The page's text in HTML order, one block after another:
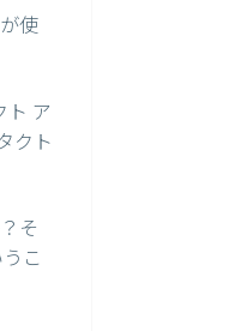
使
ア
クト
そ
こ